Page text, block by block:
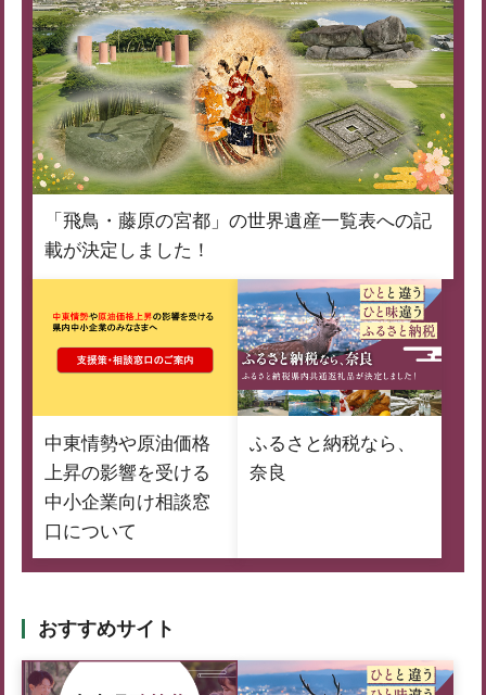
「飛鳥・藤原の宮都」の世界遺産一覧表への記
載が決定しました！
中東情勢や原油価格
上昇の影響を受ける
中小企業向け相談窓
口について
ふるさと納税なら、
奈良
おすすめサイト